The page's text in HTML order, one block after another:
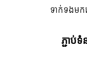
ទាក់ទង​ម
ភ្ជាប់